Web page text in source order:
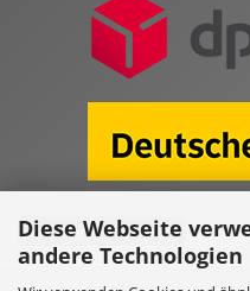
Diese Webseite
andere Technologien
Vertrag widerrufen